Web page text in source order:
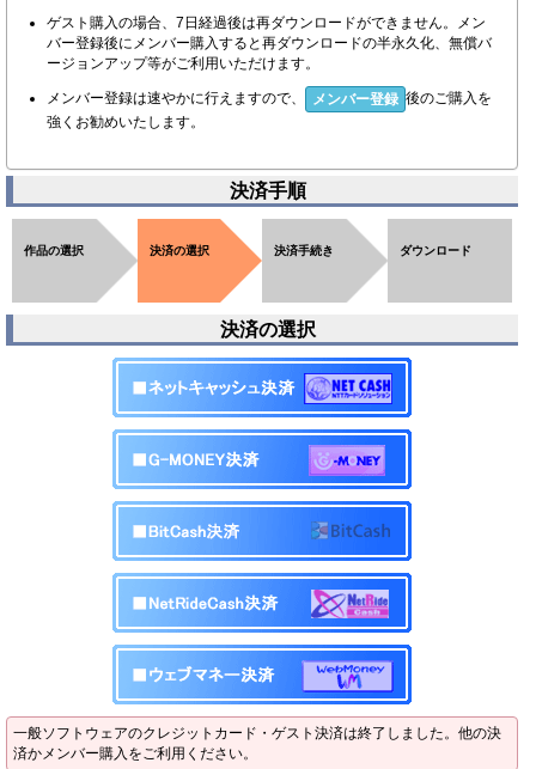
ゲスト購入の場合、7日経過後は再ダウンロードができません。メン
バー登録後にメンバー購入すると再ダウンロードの半永久化、無償バ
ージョンアップ等がご利用いただけます。
メンバー登録は速やかに行えますので、 メンバー登録 後のご購入を
強くお勧めいたします。
決済手順
作品の選択 決済の選択 決済手続き ダウンロード
決済の選択
一般ソフトウェアのクレジットカード・ゲスト決済は終了しました。他の決
済かメンバー購入をご利用ください。